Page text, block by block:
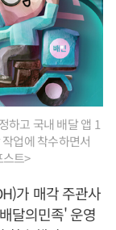
하고 국내 배달 앱 1
업에 착수하면서
트>
가 매각 주관사
달의민족' 운영